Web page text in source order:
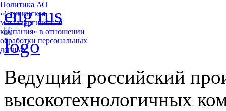
eng rus
Ведущий российский
высокотехнологичных
Политика АО
«Ступинская
металлургическая
компания» в отношении
обработки персональных
данных